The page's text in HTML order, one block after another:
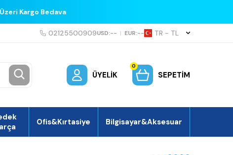
Kargo Bedava
02125500909USD:-- | EUR:-- TR − TL
ÜYELIK
0
SEPETIM
Ofis&Kırtasiye Bilgisayar&Aksesuar